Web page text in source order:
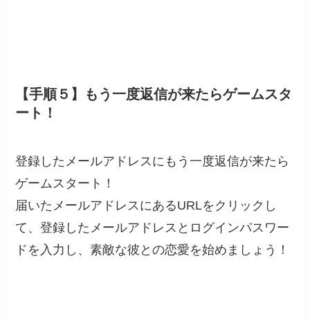
【手順５】もう一度返信が来たらゲームスタ
ート！
登録したメールアドレスにもう一度返信が来たら
ゲームスタート！
届いたメールアドレスにあるURLをクリックし
て、登録したメールアドレスとログインパスワー
ドを入力し、素敵な彼との恋愛を始めましょう！